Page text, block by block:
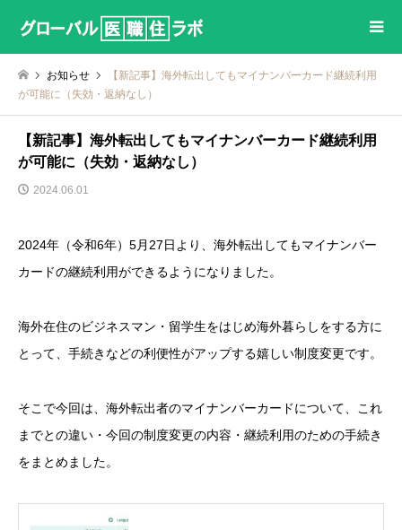
お知らせ
【新記事】海外転出してもマイナンバーカード継続利用
が可能に（失効・返納なし）
【新記事】海外転出してもマイナンバーカード継続利用
が可能に（失効・返納なし）
2024.06.01
2024年（令和6年）5月27日より、海外転出してもマイナンバー
カードの継続利用ができるようになりました。
海外在住のビジネスマン・留学生をはじめ海外暮らしをする方に
とって、手続きなどの利便性がアップする嬉しい制度変更です。
そこで今回は、海外転出者のマイナンバーカードについて、これ
までとの違い・今回の制度変更の内容・継続利用のための手続き
をまとめました。